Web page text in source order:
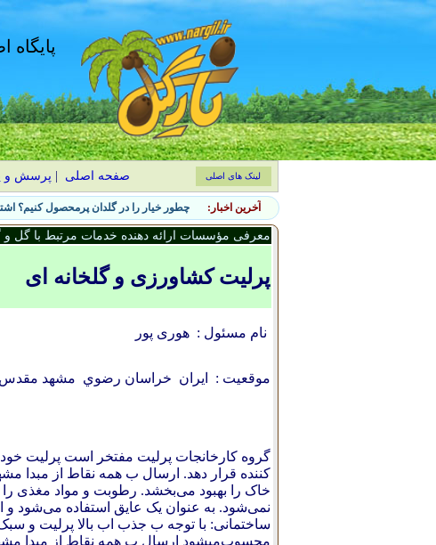
پایگاه
صفحه اصلی پرسش و لینک های اصلی
آخرین اخبار: چطور خیار را در گلدان پرمحصول کنیم؟
معرفی مؤسسات ارائه دهنده خدمات مرتبط با گل و
پرلیت کشاورزی و گلخانه ای
نام مسئول : هوری پور
موقعیت : ایران خراسان رضوي مشهد مقدس
گروه کارخانجات پرلیت مفتخر است پرلیت
کننده قرار دهد. ارسال ب همه نقاط از مبدا
خاک را بهبود می‌بخشد. رطوبت و مواد مغذی
نمی‌شود. به عنوان یک عایق استفاده می‌شود و
ساختمانی: با توجه ب جذب اب بالا پرلیت و
محسوب‌میشود ارسال ب همه نقاط از مبدا مشهد ۰۹۱۵۳۵۹۳۵۳۹ مدیر